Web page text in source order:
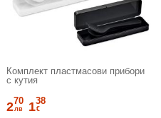
Комплект пластмасови прибори
с кутия
270
лв 138
€